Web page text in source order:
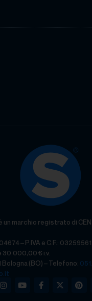
un marchio registrato di
– P.IVA e C.F.:
30.000,00 € i.v.
Bologna (BO) – Telefono: